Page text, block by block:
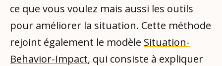
ce que vous voulez mais aussi les outils
pour améliorer la situation. Cette méthode
rejoint également le modèle Situation-
Behavior-Impact, qui consiste à expliquer